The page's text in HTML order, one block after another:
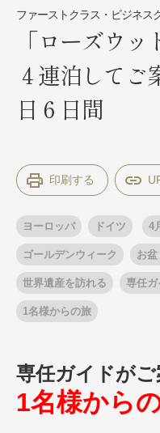
出発月
1月
10月
ゴールデン
お盆・夏休み
ブランド
“知究”紀行
夢の休日 | 海
美術鑑賞
ヨーロッパ
名門・名物
出発月
冬の国内旅行
お盆・夏休み
夢の休日 煌
四季彩紀行
目的・テーマか
紅葉
ラグジュア
ガンツウ
TWILIGHT
ファーストクラス・ビジネス
「ローズウ
４連泊してご
日６日間
印刷する
ヨーロッパ ドイツ 4
ゴールデンウィーク お
世界遺産を訪れる 専任ガ
1名様からの旅
専任ガイドがご
1名様から